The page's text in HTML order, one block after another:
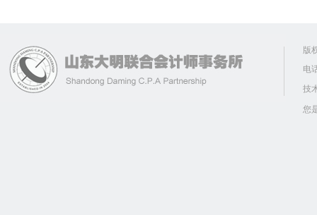
版
电
技
您